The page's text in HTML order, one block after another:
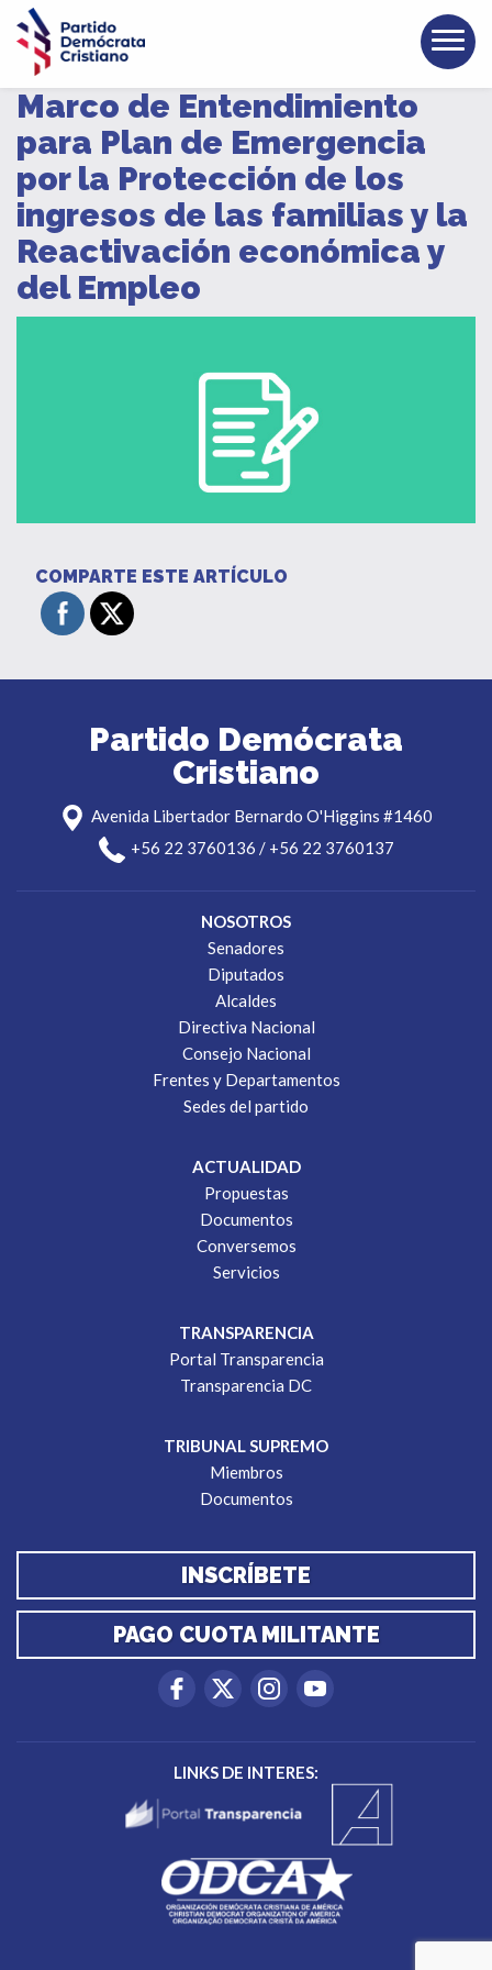
Marco de Entendimiento
para Plan de Emergencia
por la Protección de los
ingresos de las familias y la
Reactivación económica y
del Empleo
COMPARTE ESTE ARTÍCULO
Partido Demócrata
Cristiano
Avenida Libertador Bernardo O'Higgins #1460
+56 22 3760136 / +56 22 3760137
NOSOTROS
Senadores
Diputados
Alcaldes
Directiva Nacional
Consejo Nacional
Frentes y Departamentos
Sedes del partido
ACTUALIDAD
Propuestas
Documentos
Conversemos
Servicios
TRANSPARENCIA
Portal Transparencia
Transparencia DC
TRIBUNAL SUPREMO
Miembros
Documentos
INSCRÍBETE
PAGO CUOTA MILITANTE
LINKS DE INTERES: